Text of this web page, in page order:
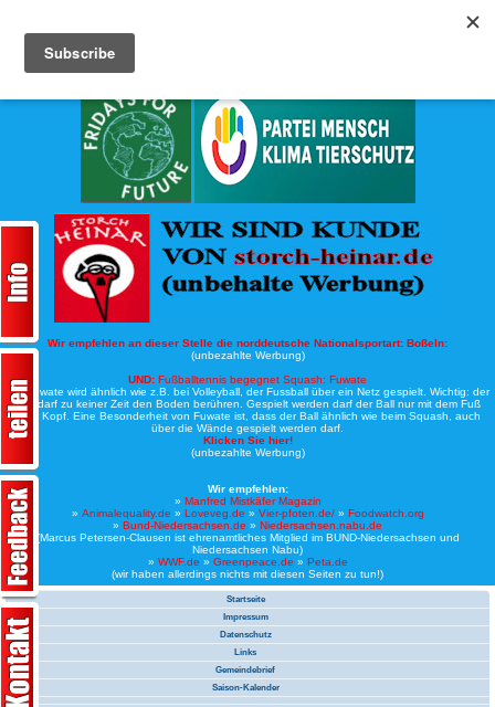
Wir empfehlen an dieser Stelle die norddeutsche Nationalsportart: Boßeln:
(unbezahlte Werbung)
UND: Fußballtennis begegnet Squash: Fuwate
Bei Fuwate wird ähnlich wie z.B. bei Volleyball, der Fussball über ein Netz gespielt. Wichtig: der
Ball darf zu keiner Zeit den Boden berühren. Gespielt werden darf der Ball nur mit dem Fuß
oder Kopf. Eine Besonderheit von Fuwate ist, dass der Ball ähnlich wie beim Squash, auch
über die Wände gespielt werden darf.
Klicken Sie hier!
(unbezahlte Werbung)
Wir empfehlen:
» Manfred Mistkäfer Magazin
» Animalequality.de » Loveveg.de » Vier-pfoten.de/» Foodwatch.org
» Bund-Niedersachsen.de » Niedersachsen.nabu.de
(Marcus Petersen-Clausen ist ehrenamtliches Mitglied im BUND-Niedersachsen und
Niedersachsen Nabu)
» WWF.de » Greenpeace.de » Peta.de
(wir haben allerdings nichts mit diesen Seiten zu tun!)
Startseite
Impressum
Datenschutz
Links
Gemeindebrief
Saison-Kalender